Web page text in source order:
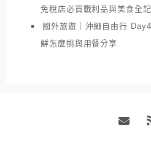
免稅店必買戰利品與美食全
國外旅遊｜沖繩自由行
鮮怎麼挑與用餐分享